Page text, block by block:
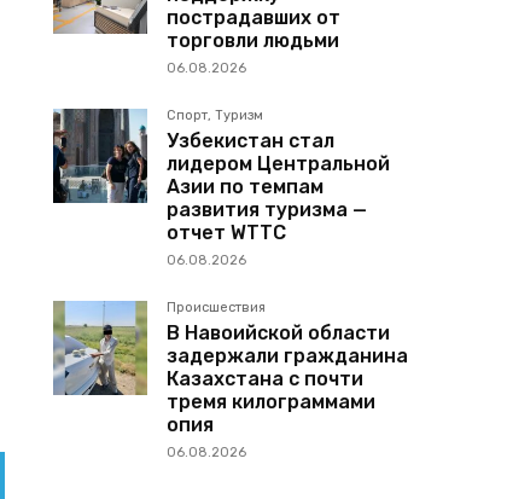
пострадавших от
торговли людьми
06.08.2026
Спорт, Туризм
Узбекистан стал
лидером Центральной
Азии по темпам
развития туризма —
отчет WTTC
06.08.2026
Происшествия
В Навоийской области
задержали гражданина
Казахстана с почти
тремя килограммами
опия
06.08.2026